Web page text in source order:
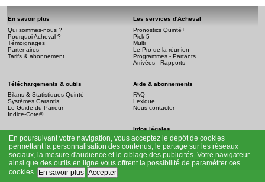
En savoir plus
Qui sommes-nous ?
Pourquoi Acheval ?
Témoignages
Partenaires
Tarifs & abonnement
Les services d'Acheval
Pronostics Quinté+
Pick 5
Multi
Le Pro de la réunion
Programmes - Partants
Arrivées - Rapports
Téléchargements & outils
Bilans & Statistiques Quinté
Systèmes Garantis
Le Guide du Parieur
Indice-Cote©
Aide & abonnements
FAQ
Lexique
Nous contacter
Infos légales
Conditions générales de vente
Mention légale
Jeu Responsable
Championnat Event (Tipsters)
En poursuivant votre navigation, vous acceptez le dépôt de cookies
permettant la personnalisation des contenus, le partage sur les réseaux
sociaux, la mesure d'audience et le ciblage des publicités. Votre navigateur
ainsi que des outils en ligne vous offrent la possibilité de paramétrer ces
cookies. En savoir plus Accepter